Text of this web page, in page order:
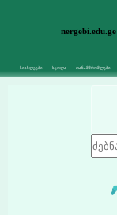
nergebi.edu.ge
სიახლეები სკოლა თანამშრომლები